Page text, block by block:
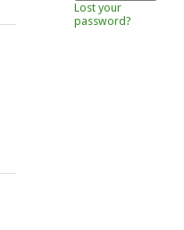
Lost your
password?